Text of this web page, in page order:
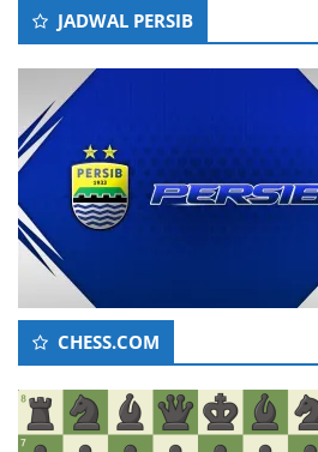
JADWAL PERSIB
CHESS.COM